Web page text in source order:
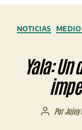
NOTICIAS
Yala:
AutorPorJujuy